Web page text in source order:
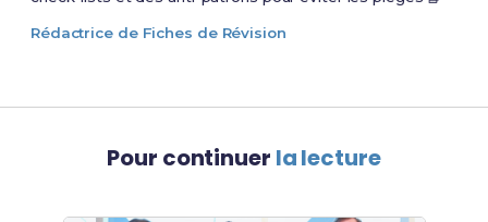
Rédactrice de Fiches de Révision
Pour continuer la lecture